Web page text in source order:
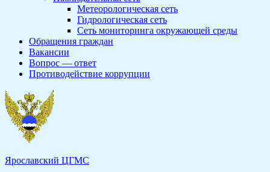
Метеорологическая сеть
Гидрологическая сеть
Сеть мониторинга окружающей среды
Обращения граждан
Вакансии
Вопрос — ответ
Противодействие коррупции
Ярославский ЦГМС